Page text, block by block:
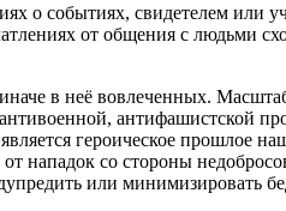
о событиях, свидетелем или
от общения с
в неё вовлеченных.
антифашистской
героическое прошлое
нападок со стороны
или минимизировать